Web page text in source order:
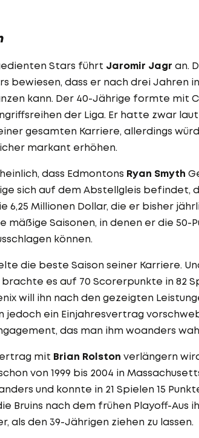
Stars führt Jaromir Jagr an.
bewiesen, dass er nach drei Jahren
kann. Der 40-Jährige formte mit
der Liga. Er hatte zwar laut
gesamten Karriere, allerdings
markant erhöhen.
dass Edmontons Ryan Smyth
sich auf dem Abstellgleis befindet,
6,25 Millionen Dollar, die er bisher
mäßige Saisonen, in denen er die
können.
die beste Saison seiner Karriere.
brachte es auf 70 Scorerpunkte in 82
will ihn nach den gezeigten
jedoch ein Einjahresvertrag
das man ihm woanders
mit Brian Rolston verlängern
von 1999 bis 2004 in
und konnte in 21 Spielen 15
Bruins nach dem frühen Playoff-Aus
als den 39-Jährigen ziehen zu lassen.